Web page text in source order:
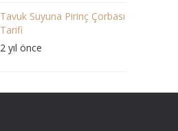
Tavuk Suyuna Pirinç Çorbası
Tarifi
2 yıl önce